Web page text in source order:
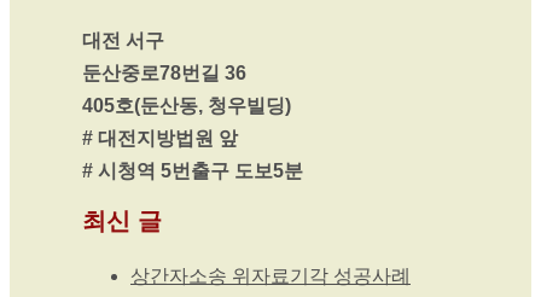
대전 서구
둔산중로78번길 36
405호(둔산동, 청우빌딩)
# 대전지방법원 앞
# 시청역 5번출구 도보5분
최신 글
상간자소송 위자료기각 성공사례